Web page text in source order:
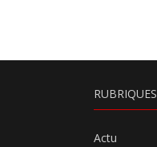
RUBRIQUES
Actu